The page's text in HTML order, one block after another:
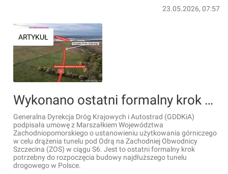
23.05.2026, 07:57
ARTYKUŁ
Wykonano ostatni formalny krok potrzebny do rozpoczęcia budowy najdłuższego tunelu drogowego w Polsce [WIZUALIZACJE]
Generalna Dyrekcja Dróg Krajowych i Autostrad (GDDKiA)
podpisała umowę z Marszałkiem Województwa
Zachodniopomorskiego o ustanowieniu użytkowania górniczego
w celu drążenia tunelu pod Odrą na Zachodniej Obwodnicy
Szczecina (ZOS) w ciągu S6. Jest to ostatni formalny krok
potrzebny do rozpoczęcia budowy najdłuższego tunelu
drogowego w Polsce.